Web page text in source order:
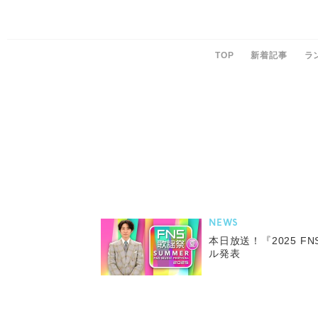
TOP 新着記事 ラ
NEWS
本日放送！『2025
ル発表